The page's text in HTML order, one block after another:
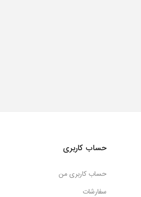
حساب کاربری
حساب کاربری من
سفارشات